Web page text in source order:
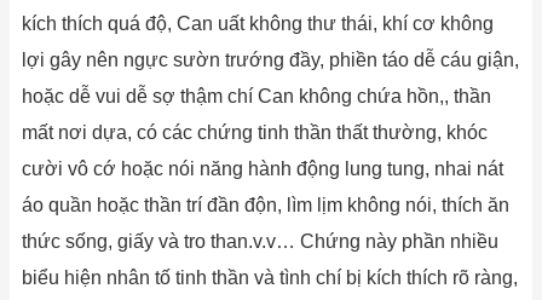
kích thích quá độ, Can uất không thư thái, khí cơ không
lợi gây nên ngực sườn trướng đầy, phiền táo dễ cáu giận,
hoặc dễ vui dễ sợ thậm chí Can không chứa hồn,, thần
mất nơi dựa, có các chứng tinh thần thất thường, khóc
cười vô cớ hoặc nói năng hành động lung tung, nhai nát
áo quần hoặc thần trí đần độn, lìm lịm không nói, thích ăn
thức sống, giấy và tro than.v.v… Chứng này phần nhiều
biểu hiện nhân tố tinh thần và tình chí bị kích thích rõ ràng,